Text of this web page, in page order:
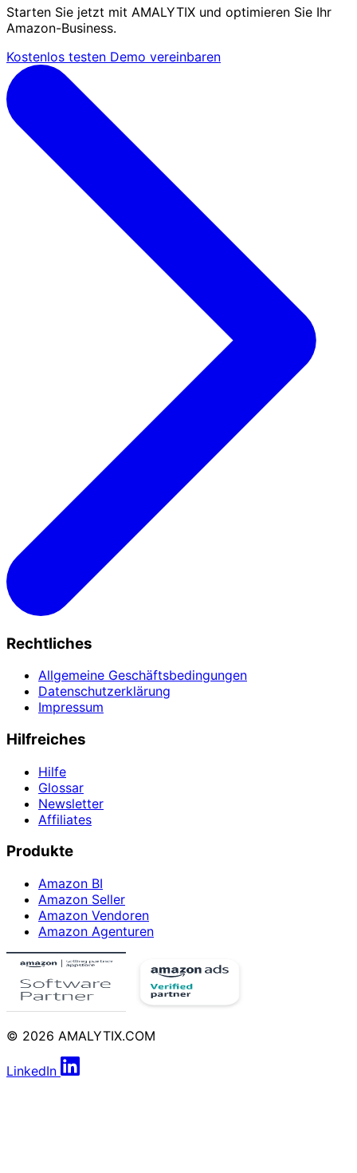
Starten Sie jetzt mit AMALYTIX und optimieren Sie Ihr
Amazon-Business.
Kostenlos testen Demo vereinbaren
Rechtliches
Allgemeine Geschäftsbedingungen
Datenschutzerklärung
Impressum
Hilfreiches
Hilfe
Glossar
Newsletter
Affiliates
Produkte
Amazon BI
Amazon Seller
Amazon Vendoren
Amazon Agenturen
© 2026 AMALYTIX.COM
LinkedIn